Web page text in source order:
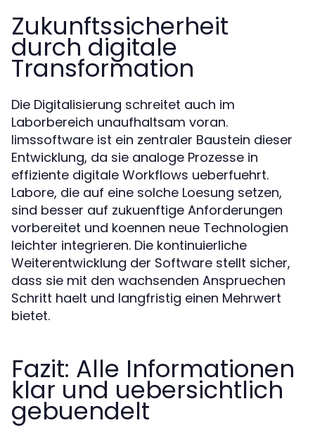
Zukunftssicherheit
durch digitale
Transformation
Die Digitalisierung schreitet auch im
Laborbereich unaufhaltsam voran.
limssoftware ist ein zentraler Baustein dieser
Entwicklung, da sie analoge Prozesse in
effiziente digitale Workflows ueberfuehrt.
Labore, die auf eine solche Loesung setzen,
sind besser auf zukuenftige Anforderungen
vorbereitet und koennen neue Technologien
leichter integrieren. Die kontinuierliche
Weiterentwicklung der Software stellt sicher,
dass sie mit den wachsenden Anspruechen
Schritt haelt und langfristig einen Mehrwert
bietet.
Fazit: Alle Informationen
klar und uebersichtlich
gebuendelt